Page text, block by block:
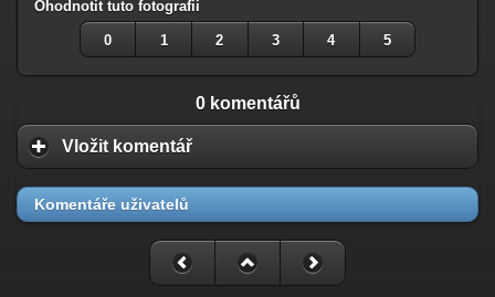
Ohodnotit tuto fotografii
0 1 2 3 4 5
0 komentářů
Vložit komentář
Komentáře uživatelů